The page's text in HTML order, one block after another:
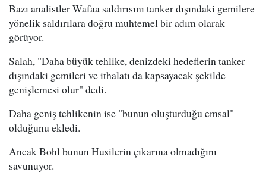
Bazı analistler Wafaa saldırısını tanker dışındaki gemilere
yönelik saldırılara doğru muhtemel bir adım olarak
görüyor.
Salah, "Daha büyük tehlike, denizdeki hedeflerin tanker
dışındaki gemileri ve ithalatı da kapsayacak şekilde
genişlemesi olur" dedi.
Daha geniş tehlikenin ise "bunun oluşturduğu emsal"
olduğunu ekledi.
Ancak Bohl bunun Husilerin çıkarına olmadığını
savunuyor.